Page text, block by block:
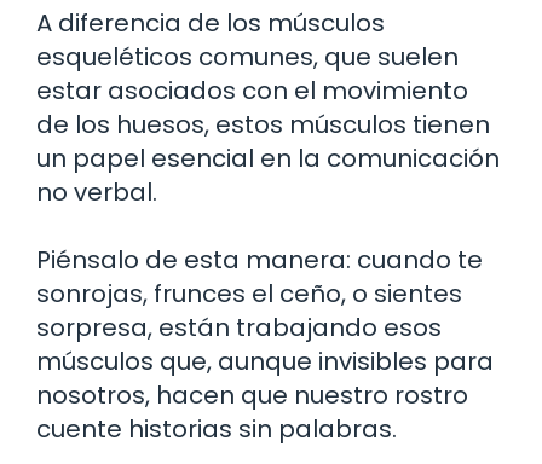
A diferencia de los músculos
esqueléticos comunes, que suelen
estar asociados con el movimiento
de los huesos, estos músculos tienen
un papel esencial en la comunicación
no verbal.
Piénsalo de esta manera: cuando te
sonrojas, frunces el ceño, o sientes
sorpresa, están trabajando esos
músculos que, aunque invisibles para
nosotros, hacen que nuestro rostro
cuente historias sin palabras.